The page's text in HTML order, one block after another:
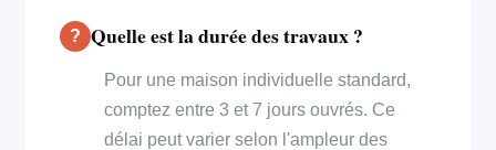
Quelle est la durée des travaux ?
Pour une maison individuelle standard,
comptez entre 3 et 7 jours ouvrés. Ce
délai peut varier selon l'ampleur des